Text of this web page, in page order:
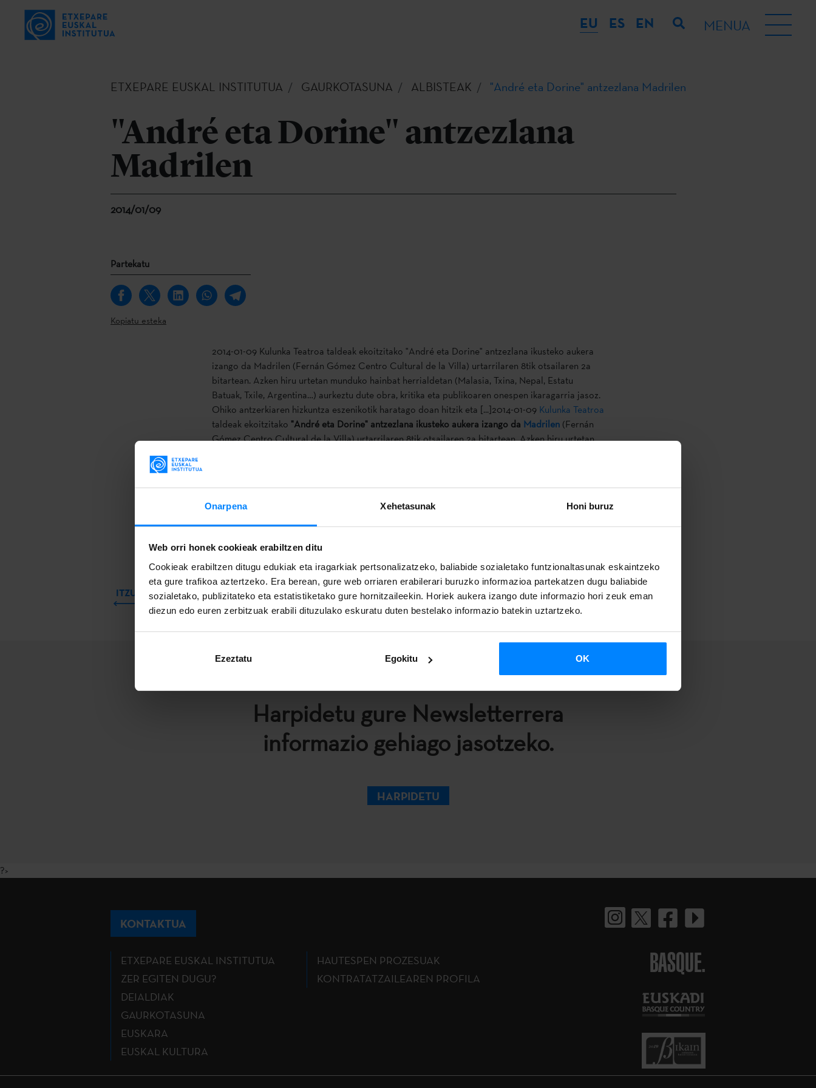
Onarpena Xehetasunak Honi buruz
Web orri honek cookieak erabiltzen ditu
Cookieak erabiltzen ditugu edukiak eta iragarkiak pertsonalizatzeko, baliabide sozialetako funtzionaltasunak eskaintzeko
eta gure trafikoa aztertzeko. Era berean, gure web orriaren erabilerari buruzko informazioa partekatzen dugu baliabide
sozialetako, publizitateko eta estatistiketako gure hornitzaileekin. Horiek aukera izango dute informazio hori zeuk eman
diezun edo euren zerbitzuak erabili dituzulako eskuratu duten bestelako informazio batekin uztartzeko.
Ezeztatu Egokitu OK
EU ES EN MENUA
ETXEPARE EUSKAL INSTITUTUA GAURKOTASUNA ALBISTEAK "André eta Dorine" antzezlana Madrilen
"André eta Dorine" antzezlana
Madrilen
2014/01/09
Partekatu
Kopiatu esteka
2014-01-09 Kulunka Teatroa taldeak ekoitzitako "André eta Dorine" antzezlana ikusteko aukera
izango da Madrilen (Fernán Gómez Centro Cultural de la Villa) urtarrilaren 8tik otsailaren 2a
bitartean. Azken hiru urtetan munduko hainbat herrialdetan (Malasia, Txina, Nepal, Estatu
Batuak, Txile, Argentina…) aurkeztu dute obra, kritika eta publikoaren onespen ikaragarria jasoz.
Ohiko antzerkiaren hizkuntza eszenikotik haratago doan hitzik eta [...]2014-01-09 Kulunka Teatroa
taldeak ekoitzitako "André eta Dorine" antzezlana ikusteko aukera izango da Madrilen (Fernán
Gómez Centro Cultural de la Villa) urtarrilaren 8tik otsailaren 2a bitartean. Azken hiru urtetan
[youtube]http://www.youtube.com/watch?v=a8vqZYVH0gU[/youtube]
Ohiko antzerkiaren hizkuntza eszenikotik haratago doan
hitzik eta aurpegi espresiorik gabeko
antzezlanak,
istorioa du ardatz. Sentimentuen hizkuntza unibertsalaz baliatuz, drama eta komediaren artean
kulunka dabilen antzezlana da Andre eta Dorine.
ITZULI
Harpidetu gure Newsletterrera
informazio gehiago jasotzeko.
HARPIDETU
?>
KONTAKTUA
ETXEPARE EUSKAL INSTITUTUA
ZER EGITEN DUGU?
DEIALDIAK
GAURKOTASUNA
EUSKARA
EUSKAL KULTURA
HAUTESPEN PROZESUAK
KONTRATATZAILEAREN PROFILA
BASQUE.